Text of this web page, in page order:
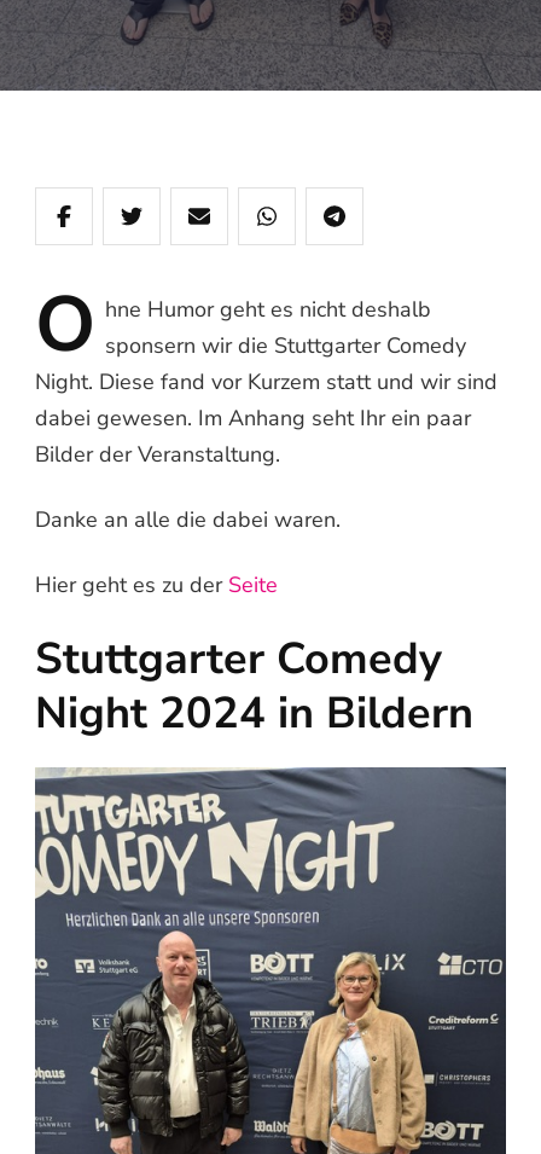
O hne Humor geht es nicht deshalb
sponsern wir die Stuttgarter Comedy
Night. Diese fand vor Kurzem statt und wir sind
dabei gewesen. Im Anhang seht Ihr ein paar
Bilder der Veranstaltung.
Danke an alle die dabei waren.
Hier geht es zu der Seite
Stuttgarter Comedy
Night 2024 in Bildern